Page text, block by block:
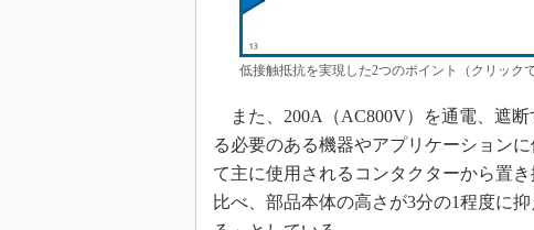
低接触抵抗を実現した2つのポイント（クリック
また、200A（AC800V）を通電、遮
る必要のある機器やアプリケーション
て主に使用されるコンタクターから置
比べ、部品本体の高さが3分の1程度に